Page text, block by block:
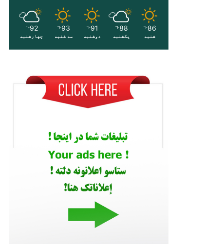
86
℉
شنبه
88
℉
یکشنبه
91
℉
دوشنبه
93
℉
سه شنبه
92
℉
چهارشنبه